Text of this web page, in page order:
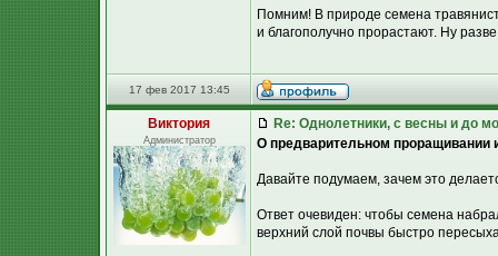
Помним! В природе семена
и благополучно прорастают. Ну
17 фев 2017 13:45
Виктория
Администратор
Re: Однолетники, с весны и до
О предварительном проращивании
Давайте подумаем, зачем это
Ответ очевиден: чтобы семена
верхний слой почвы быстро